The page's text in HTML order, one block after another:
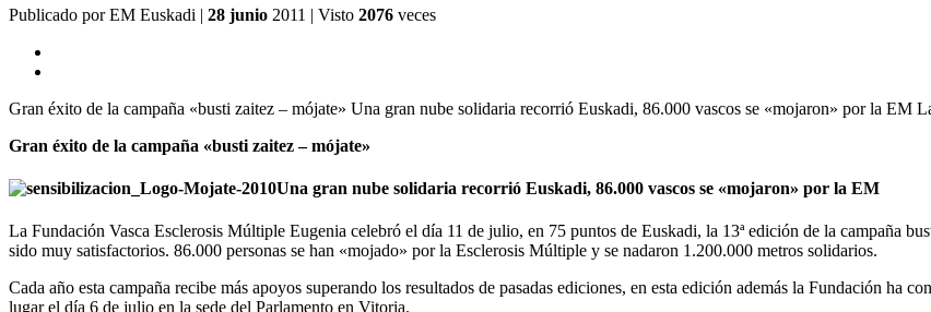
Publicado porEM Euskadi | 28 junio 2011 | Visto 2076 veces
Gran éxito de la campaña «busti zaitez – mójate» Una gran nube solidaria recorrió Euskadi, 86.000 vascos se «mojaron» por la
Gran éxito de la campaña «busti zaitez – mójate»
Una gran nube solidaria recorrió Euskadi, 86.000 vascos se «mojaron» por la EM
La Fundación Vasca Esclerosis Múltiple Eugenia celebró el día 11 de julio, en 75 puntos de Euskadi, la 13ª edición de la campaña
sido muy satisfactorios. 86.000 personas se han «mojado» por la Esclerosis Múltiple y se nadaron 1.200.000 metros solidarios.
Cada año esta campaña recibe más apoyos superando los resultados de pasadas ediciones, en esta edición además la Fundación ha
lugar el día 6 de julio en la sede del Parlamento en Vitoria.